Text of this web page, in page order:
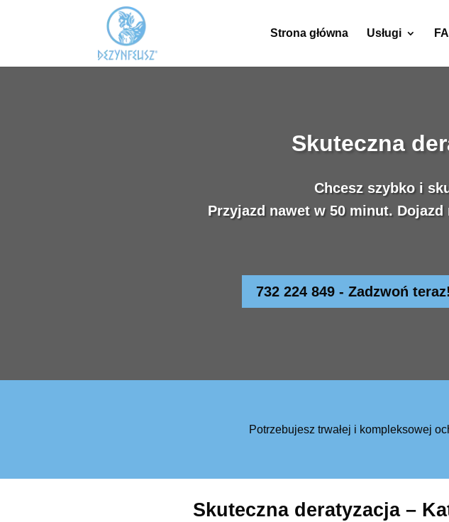
Strona główna Usługi
Skuteczna
Chcesz szybko i
Przyjazd nawet w 50 minut.
732 224 849 - Zadzwoń teraz!
Potrzebujesz trwałej i kompleksowej
Skuteczna deratyzacja –